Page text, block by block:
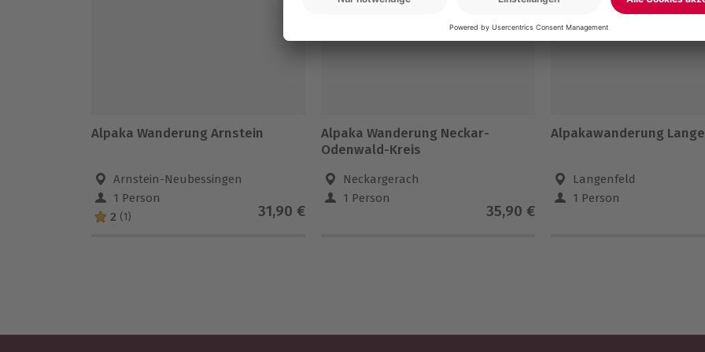
Alpaka Wanderung Arnstein
Arnstein-Neubessingen
1 Person
2 (1) 31,90 €
Alpaka Wanderung Neckar-
Odenwald-Kreis
Neckargerach
1 Person
35,90 €
Alpakawanderung
Langenfeld
1 Person